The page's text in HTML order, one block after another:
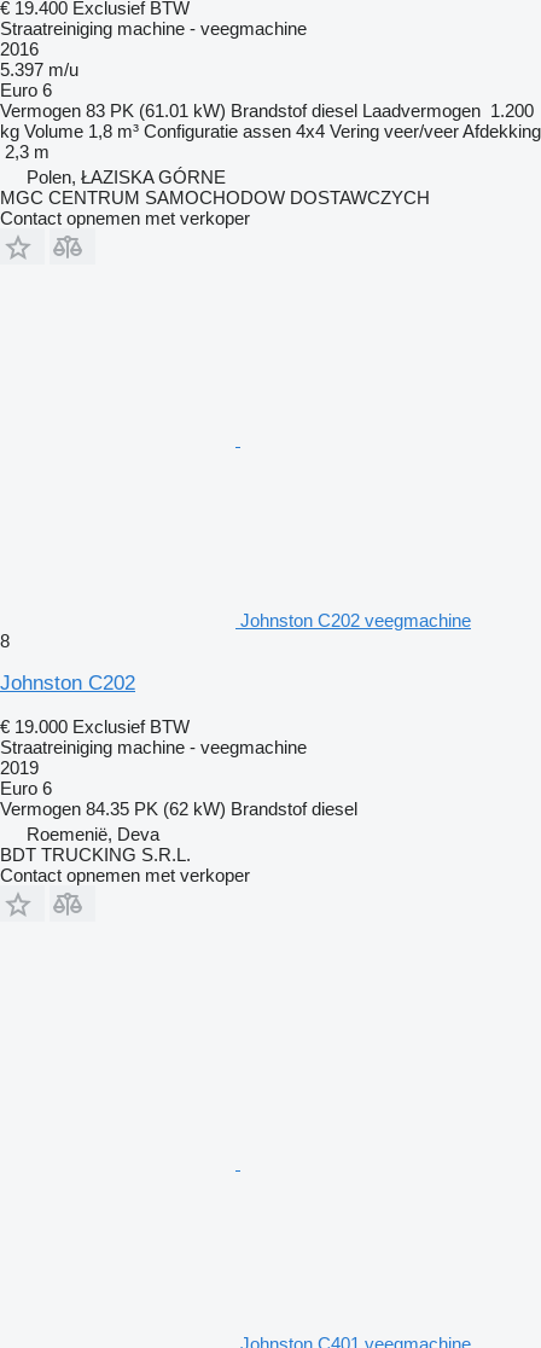
€ 19.400 Exclusief BTW
Straatreiniging machine - veegmachine
2016
5.397 m/u
Euro 6
Vermogen 83 PK (61.01 kW) Brandstof diesel Laadvermogen 1.200
kg Volume 1,8 m³ Configuratie assen 4x4 Vering veer/veerAfdekking
2,3 m
Polen, ŁAZISKA GÓRNE
MGC CENTRUM SAMOCHODOW DOSTAWCZYCH
Contact opnemen met verkoper
Johnston C202 veegmachine
8
Johnston C202
€ 19.000 Exclusief BTW
Straatreiniging machine - veegmachine
2019
Euro 6
Vermogen 84.35 PK (62 kW) Brandstof diesel
Roemenië, Deva
BDT TRUCKING S.R.L.
Contact opnemen met verkoper
Johnston C401 veegmachine